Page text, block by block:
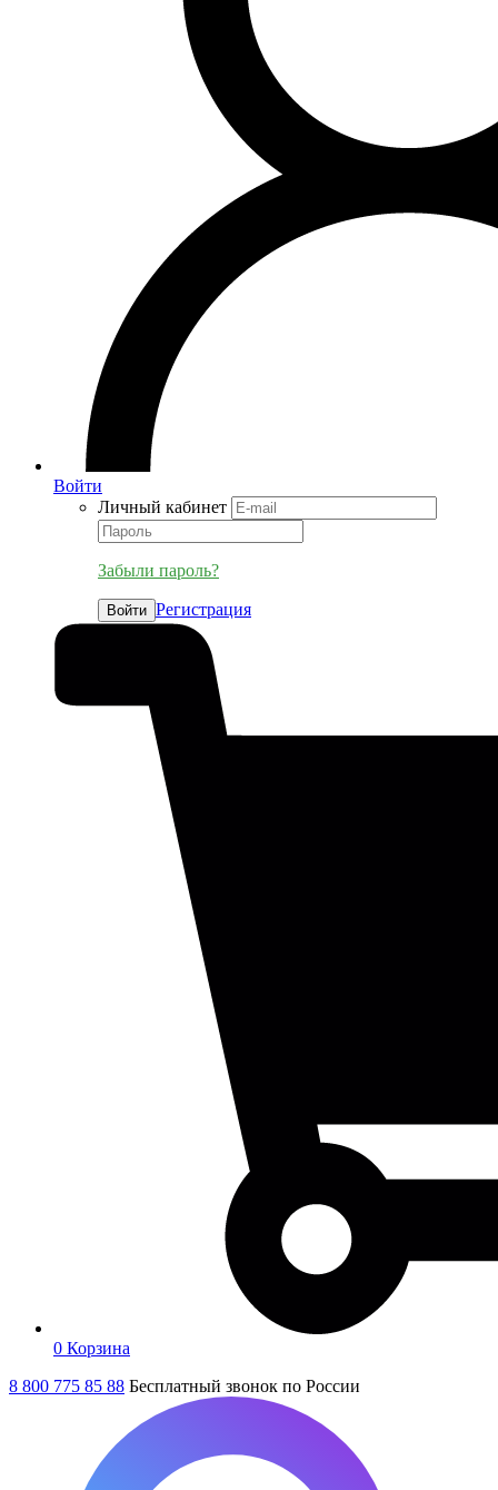
Войти
Личный кабинет
Забыли пароль?
Войти Регистрация
0 Корзина
8 800 775 85 88 Бесплатный звонок по России